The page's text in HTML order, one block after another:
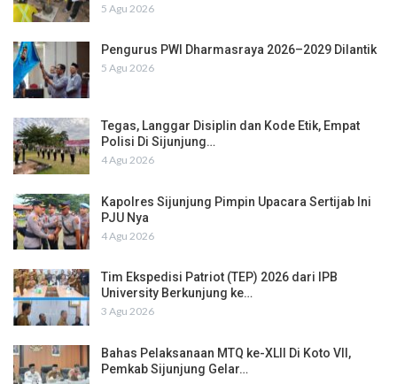
5 Agu 2026
Pengurus PWI Dharmasraya 2026–2029 Dilantik
5 Agu 2026
Tegas, Langgar Disiplin dan Kode Etik, Empat
Polisi Di Sijunjung…
4 Agu 2026
Kapolres Sijunjung Pimpin Upacara Sertijab Ini
PJU Nya
4 Agu 2026
Tim Ekspedisi Patriot (TEP) 2026 dari IPB
University Berkunjung ke…
3 Agu 2026
Bahas Pelaksanaan MTQ ke-XLII Di Koto VII,
Pemkab Sijunjung Gelar…